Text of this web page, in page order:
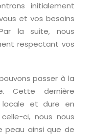
initialement
et vos besoins
la suite, nous
respectant vos
passer à la
Cette dernière
locale et dure en
ci, nous nous
peau ainsi que de